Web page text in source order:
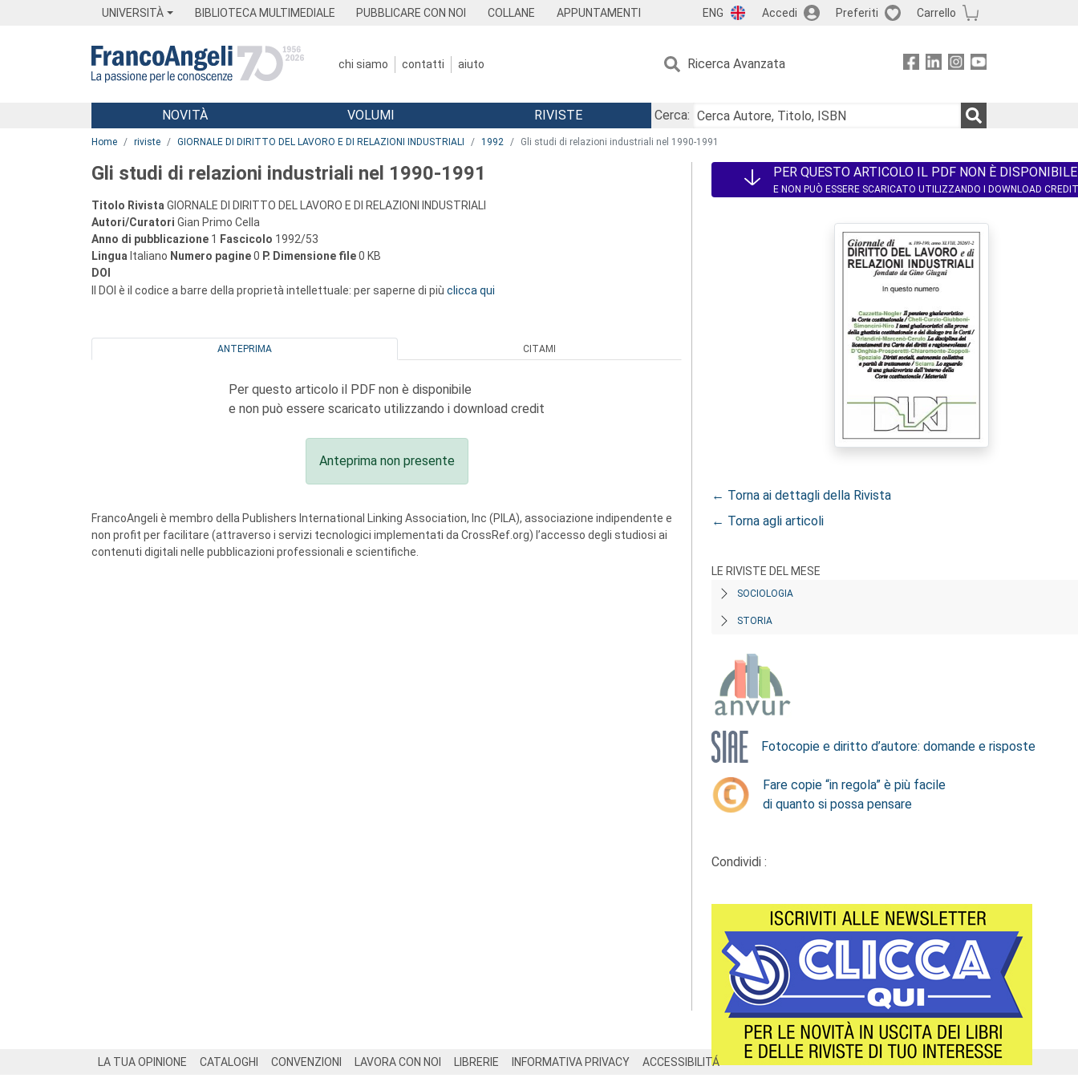
UNIVERSITÀ BIBLIOTECA MULTIMEDIALE PUBBLICARE CON NOI COLLANE APPUNTAMENTI ENG Accedi Preferiti Carrello
chi siamo contatti aiuto Ricerca Avanzata
Menu
NOVITÀ VOLUMI RIVISTE
Cerca:
Home riviste GIORNALE DI DIRITTO DEL LAVORO E DI RELAZIONI INDUSTRIALI 1992 Gli studi di relazioni industriali nel 1990-1991
Gli studi di relazioni industriali nel 1990-1991
Titolo Rivista GIORNALE DI DIRITTO DEL LAVORO E DI RELAZIONI INDUSTRIALI
Autori/Curatori Gian Primo Cella
Anno di pubblicazione 1 Fascicolo 1992/53
Lingua Italiano Numero pagine0 P. Dimensione file0 KB
DOI
Il DOI è il codice a barre della proprietà intellettuale: per saperne di più clicca qui
ANTEPRIMA CITAMI
Per questo articolo il PDF non è disponibile
e non può essere scaricato utilizzando i download credit
Anteprima non presente
FrancoAngeli è membro della Publishers International Linking Association, Inc (PILA), associazione indipendente e
non profit per facilitare (attraverso i servizi tecnologici implementati da CrossRef.org) l’accesso degli studiosi ai
contenuti digitali nelle pubblicazioni professionali e scientifiche.
PER QUESTO ARTICOLO IL PDF NON È DISPONIBILE
E NON PUÒ ESSERE SCARICATO UTILIZZANDO I DOWNLOAD CREDIT
← Torna ai dettagli della Rivista
← Torna agli articoli
LE RIVISTE DEL MESE
SOCIOLOGIA
STORIA
Fotocopie e diritto d’autore: domande e risposte
Fare copie “in regola” è più facile
di quanto si possa pensare
Condividi :
LA TUA OPINIONE CATALOGHI CONVENZIONI LAVORA CON NOI LIBRERIE INFORMATIVA PRIVACY ACCESSIBILITÁ